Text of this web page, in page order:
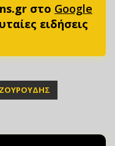
στο Google
ειδήσεις